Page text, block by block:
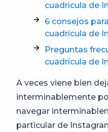
cuadrícula de
6 consejos
cuadrícula de
Preguntas
cuadrícula de
A veces viene bien
interminablemente
navegar
particular de